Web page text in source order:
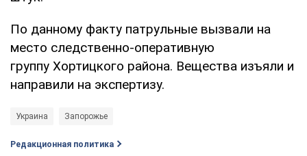
По данному факту патрульные вызвали на
место следственно-оперативную
группу Хортицкого района. Вещества изъяли и
направили на экспертизу.
Украина Запорожье
Редакционная политика